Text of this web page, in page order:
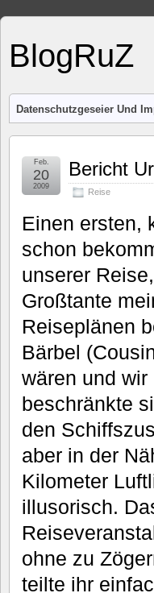
BlogRuZ
Datenschutzgeseier Und
Bericht
Reise
Feb.
20
2009
Einen ersten,
schon
unserer
Großtante
Reiseplänen
Bärbel
wären und
beschränkte
den
aber in der
Kilometer
illusorisch.
ohne zu
teilte ihr